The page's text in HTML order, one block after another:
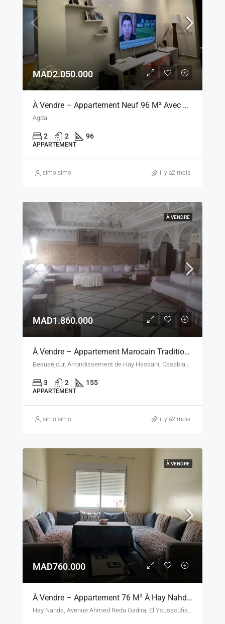
MAD2.050.000
À Vendre – Appartement Neuf 96 M² Avec Vue Piscine, Marrakech
Agdal
2 2 96
APPARTEMENT
simo simo il y a2 mois
À VENDRE
MAD1.860.000
À Vendre – Appartement Marocain Traditionnel 155 M² À Beauséjour, Casablanca
3 2 155
APPARTEMENT
simo simo il y a2 mois
À VENDRE
MAD760.000
À Vendre – Appartement 76 M² À Hay Nahda 1, Fadesa – Rabat
Hay Nahda, Avenue Ahmed Reda Gadira, El Youssoufia, Arrondissement El Youssoufia, Rabat, Pachalik de Rabat, Préfecture de Rabat, Rabat-Salé-Kénitra, 10210, Maroc